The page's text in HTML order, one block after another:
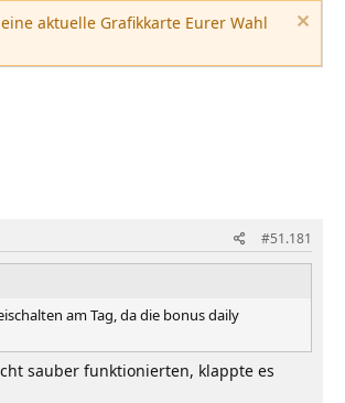
aktuelle Grafikkarte Eurer Wahl
#51.181
am Tag, da die bonus daily
sauber funktionierten, klappte es